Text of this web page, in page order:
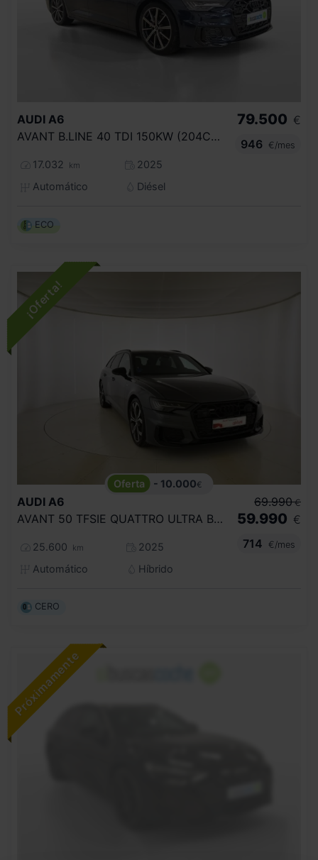
AUDI A6
AVANT B.LINE 40 TDI 150KW (204CV) S TRON
17.032 km
2025
Automático
Diésel
79.500 €
946
€/mes
ECO
- 10.000€
AUDI A6
AVANT 50 TFSIE QUATTRO ULTRA BLACK LINE
25.600 km
2025
Automático
Híbrido
69.990 €
59.990 €
714
€/mes
CERO